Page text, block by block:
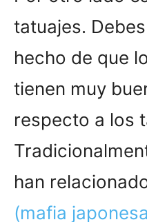
tatuajes.
hecho de que
tienen muy
respecto a los
han
(mafia